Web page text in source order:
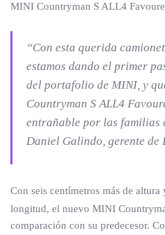
MINI Countryman S ALL4
“Con esta querida
estamos dando el primer
del portafolio de MINI, y
Countryman S ALL4
entrañable por las familias
Daniel Galindo, gerente de
Con seis centímetros más de altura
longitud, el nuevo MINI
comparación con su predecesor.